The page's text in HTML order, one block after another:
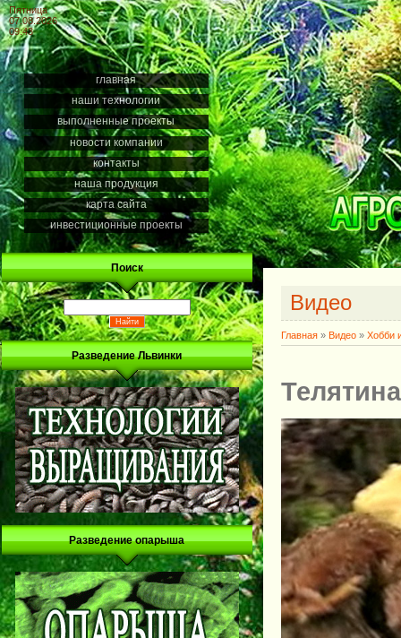
Пятница
07.08.2026
09:43
главная
наши технологии
выполненные проекты
новости компании
контакты
наша продукция
карта сайта
инвестиционные проекты
Поиск
Разведение Львинки
Разведение опарыша
Видео
Главная » Видео » Хобби